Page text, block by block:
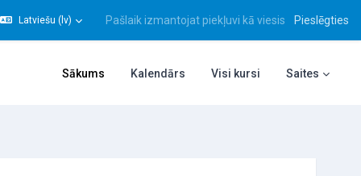
meklēšanas ievadi
Latviešu ‎(lv)‎ Pašlaik izmantojat piekļuvi kā viesis Pieslēgties
Sākums Kalendārs Visi kursi Saites